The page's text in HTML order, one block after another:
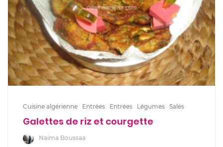
Cuisine algérienne Entrées Entrées Légumes Salés
Galettes de riz et courgette
Naima Boussaa